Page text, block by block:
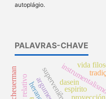
autoplágio.
PALAVRAS-CHAVE
proyección
espirito
dasein
herança
vida